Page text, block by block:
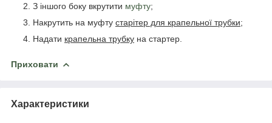
З іншого боку вкрутити муфту;
Накрутить на муфту старітер для крапельної трубки;
Надати крапельна трубку на стартер.
Приховати
Характеристики